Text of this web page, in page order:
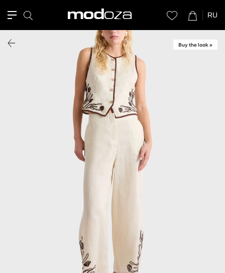
RU
Buy the look »